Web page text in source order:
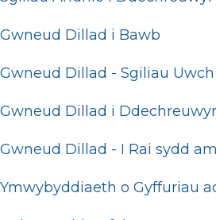
Gwneud Dillad i Bawb
Gwneud Dillad - Sgiliau Uwch
Gwneud Dillad i Ddechreuwyr
Gwneud Dillad - I Rai sydd
Ymwybyddiaeth o Gyffuriau